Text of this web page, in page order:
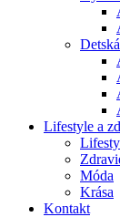
Lifestyle a
Móda
Krása
Kontakt